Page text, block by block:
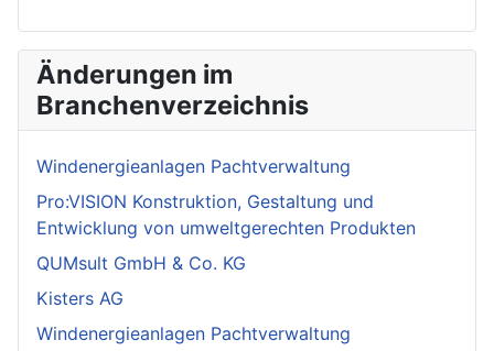
Änderungen im
Branchenverzeichnis
Windenergieanlagen Pachtverwaltung
Pro:VISION Konstruktion, Gestaltung und
Entwicklung von umweltgerechten Produkten
QUMsult GmbH & Co. KG
Kisters AG
Windenergieanlagen Pachtverwaltung